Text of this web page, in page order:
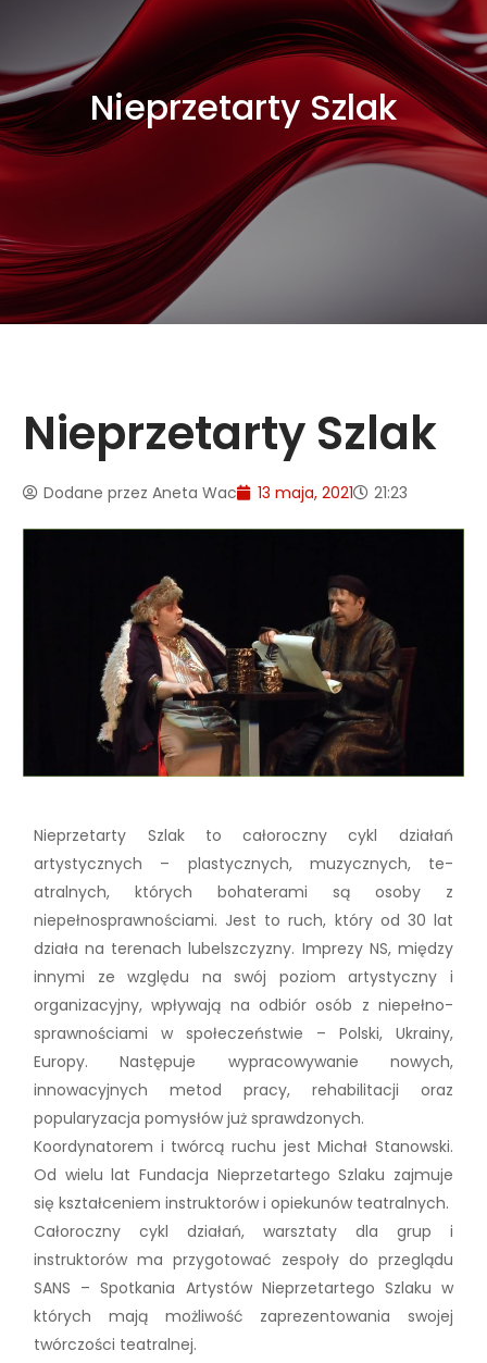
Nieprzetarty Szlak
Nieprzetarty Szlak
Dodane przez Aneta Wac 13 maja, 2021 21:23
Nieprzetarty Szlak to całoroczny cykl działań
artystycznych – plastycznych, muzycznych, te­
atralnych, których bohaterami są osoby z
niepełnosprawnościami. Jest to ruch, który od 30 lat
działa na terenach lubelszczyzny. Imprezy NS, między
innymi ze względu na swój poziom artystyczny i
organizacyjny, wpływają na odbiór osób z niepełno­
sprawnościami w społeczeństwie – Polski, Ukrainy,
Europy. Następuje wypracowywanie nowych,
innowacyjnych metod pracy, rehabilitacji oraz
popularyzacja pomysłów już sprawdzonych.
Koordynatorem i twórcą ruchu jest Michał Stanowski.
Od wielu lat Fundacja Nieprzetartego Szlaku zajmuje
się kształceniem instruktorów i opiekunów teatralnych.
Całoroczny cykl działań, warsztaty dla grup i
instruktorów ma przygotować zespoły do przeglądu
SANS – Spotkania Artystów Nieprzetartego Szlaku w
których mają możliwość zaprezentowania swojej
twórczości teatralnej.